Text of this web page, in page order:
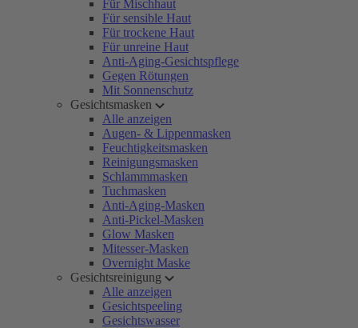
Für Mischhaut
Für sensible Haut
Für trockene Haut
Für unreine Haut
Anti-Aging-Gesichtspflege
Gegen Rötungen
Mit Sonnenschutz
Gesichtsmasken
Alle anzeigen
Augen- & Lippenmasken
Feuchtigkeitsmasken
Reinigungsmasken
Schlammmasken
Tuchmasken
Anti-Aging-Masken
Anti-Pickel-Masken
Glow Masken
Mitesser-Masken
Overnight Maske
Gesichtsreinigung
Alle anzeigen
Gesichtspeeling
Gesichtswasser